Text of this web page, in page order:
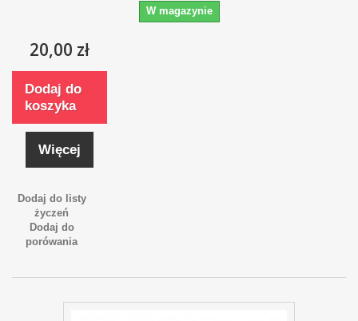
W magazynie
20,00 zł
Dodaj do
koszyka
Więcej
Dodaj do listy
życzeń
Dodaj do
porówania